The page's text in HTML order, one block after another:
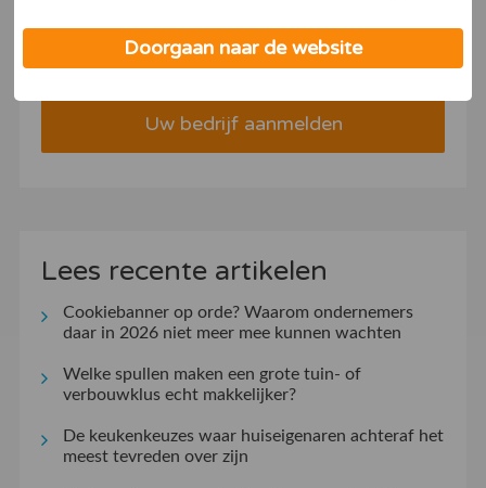
Deel ervaringen over uw bedrijf
Uw bedrijf aanmelden
Lees recente artikelen
Cookiebanner op orde? Waarom ondernemers
daar in 2026 niet meer mee kunnen wachten
Welke spullen maken een grote tuin- of
verbouwklus echt makkelijker?
De keukenkeuzes waar huiseigenaren achteraf het
meest tevreden over zijn
Doorgaan naar de website